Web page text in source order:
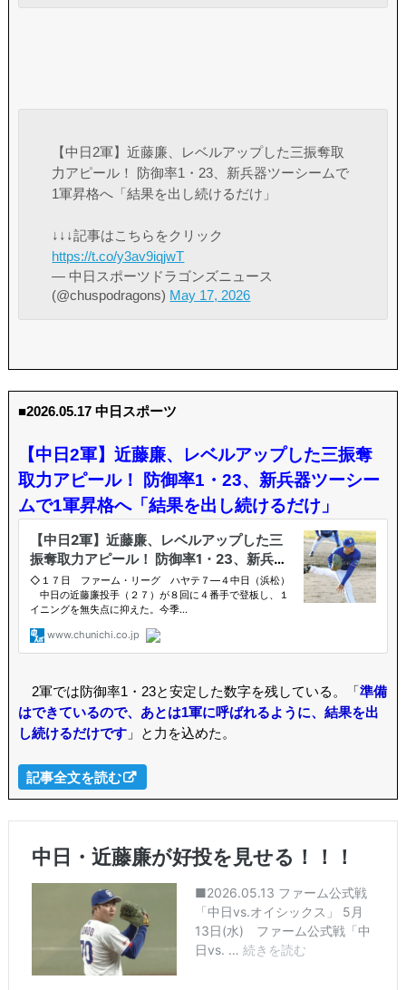
【中日2軍】近藤廉、レベルアップした三振奪取
力アピール！ 防御率1・23、新兵器ツーシームで
1軍昇格へ「結果を出し続けるだけ」
↓↓↓記事はこちらをクリック
https://t.co/y3av9iqjwT
— 中日スポーツドラゴンズニュース
(@chuspodragons) May 17, 2026
■2026.05.17 中日スポーツ
【中日2軍】近藤廉、レベルアップした三振奪
取力アピール！ 防御率1・23、新兵器ツーシー
ムで1軍昇格へ「結果を出し続けるだけ」
2軍では防御率1・23と安定した数字を残している。「準備
はできているので、あとは1軍に呼ばれるように、結果を出
し続けるだけです」と力を込めた。
記事全文を読む